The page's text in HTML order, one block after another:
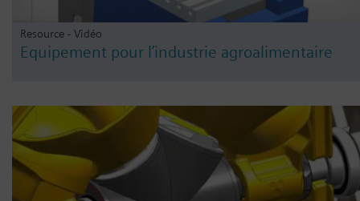
Resource - Vidéo
Equipement pour l’industrie agroalimentaire